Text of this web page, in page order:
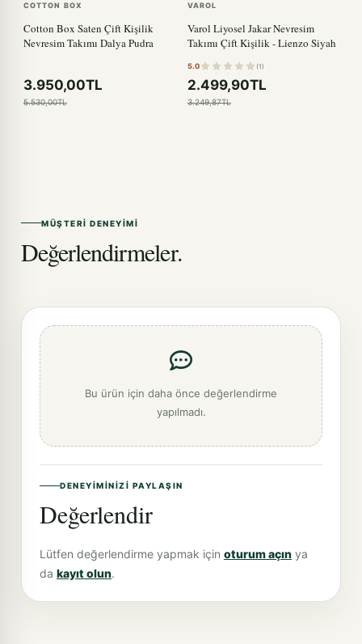
COTTON BOX
Cotton Box Saten Çift Kişilik
Nevresim Takımı Dalya Pudra
3.950,00TL
5.530,00TL
VAROL
Varol Liyosel Jakar Nevresim
Takımı Çift Kişilik - Lienzo Siyah
5.0 (1)
2.499,90TL
3.249,87TL
MÜŞTERI DENEYIMI
Değerlendirmeler.
Bu ürün için daha önce değerlendirme
yapılmadı.
DENEYIMINIZI PAYLAŞIN
Değerlendir
Lütfen değerlendirme yapmak için oturum açın ya
da kayıt olun.